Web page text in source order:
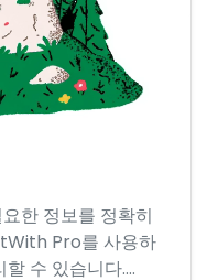
한 정보를 정확히
Pro를 사용하
수 있습니다....